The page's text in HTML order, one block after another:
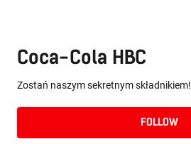
Coca-Cola HBC
Zostań naszym sekretnym składnikiem!
FOLLOW